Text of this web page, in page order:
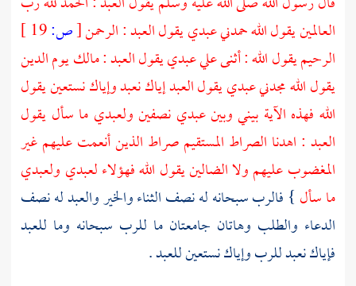
العالمين يقول الله حمدني عبدي يقول العبد : الرحمن[ص:
الرحيم يقول الله : أثنى علي عبدي يقول العبد : مالك يوم الدين
يقول الله مجدني عبدي يقول العبد إياك نعبد وإياك نستعين يقول
الله فهذه الآية بيني وبين عبدي نصفين ولعبدي ما سأل يقول
العبد : اهدنا الصراط المستقيم صراط الذين أنعمت عليهم غير
المغضوب عليهم ولا الضالين يقول الله فهؤلاء لعبدي ولعبدي
ما سأل } فالرب سبحانه له نصف الثناء والخير والعبد له نصف
الدعاء والطلب وهاتان جامعتان ما للرب سبحانه وما للعبد
فإياك نعبد للرب وإياك نستعين للعبد .